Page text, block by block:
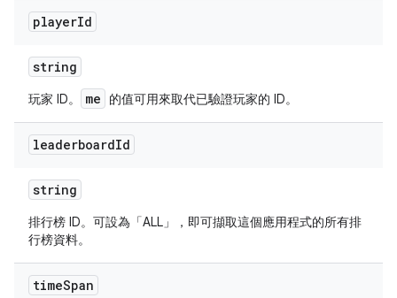
playerId
string
玩家 ID。 me 的值可用來取代已驗證玩家的 ID。
leaderboardId
string
排行榜 ID。可設為「ALL」，即可擷取這個應用程式的所有排
行榜資料。
timeSpan